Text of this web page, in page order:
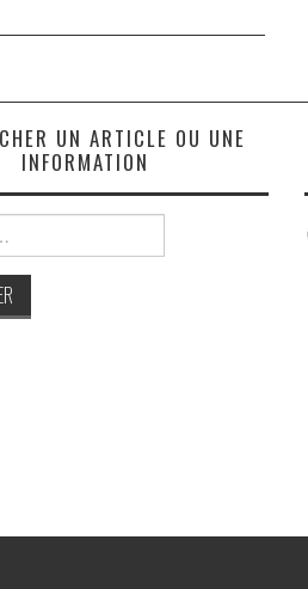
UN ARTICLE OU UNE
INFORMATION